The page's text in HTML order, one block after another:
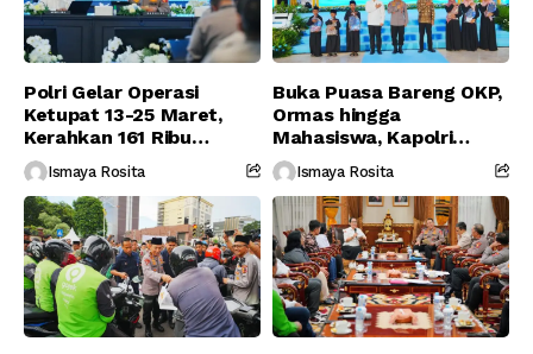
Polri Gelar Operasi
Ketupat 13-25 Maret,
Kerahkan 161 Ribu
Personel Gabungan
Ismaya Rosita
Buka Puasa Bareng OKP,
Ormas hingga
Mahasiswa, Kapolri
Serukan Jaga
Persatuan-Dukung
Program Pemerintah
Ismaya Rosita